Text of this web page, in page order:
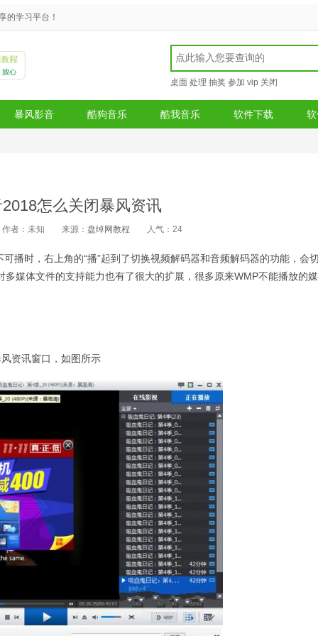
的学习平台！
桌面 处理 抽奖 参加 vip 关闭
暴风影音 酷狗音乐 酷我音乐 软件下载
怎么关闭暴风资讯
作者：未知 来源： 盘绰网教程 人气： 24
播时，右上角的“播”起到了切换视频解码器和音频解码器的功能，会
媒体文件的支持能力也有了很大的扩展，很多原来WMP不能播放的
资讯窗口，如图所示